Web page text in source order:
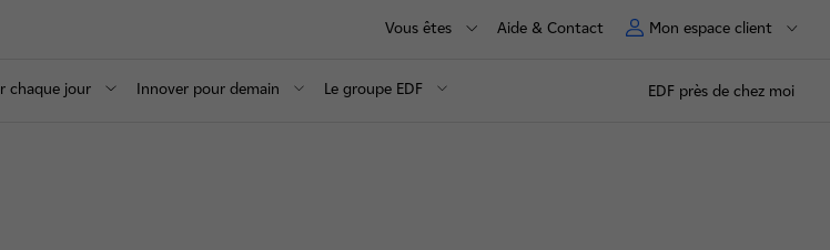
Vous êtes Aide & Contact Mon espace client
chaque jour Innover pour demain Le groupe EDF EDF près de chez moi